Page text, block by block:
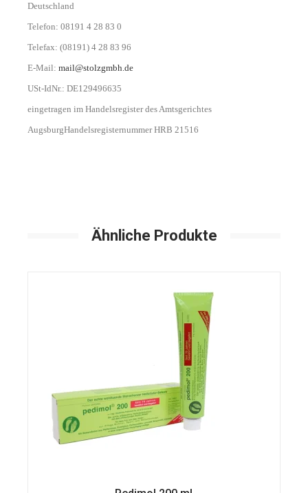
Deutschland
Telefon: 08191 4 28 83 0
Telefax: (08191) 4 28 83 96
E-Mail:mail@stolzgmbh.de
USt-IdNr.: DE129496635
eingetragen im Handelsregister des Amtsgerichtes
AugsburgHandelsregisternummer HRB 21516
Ähnliche Produkte